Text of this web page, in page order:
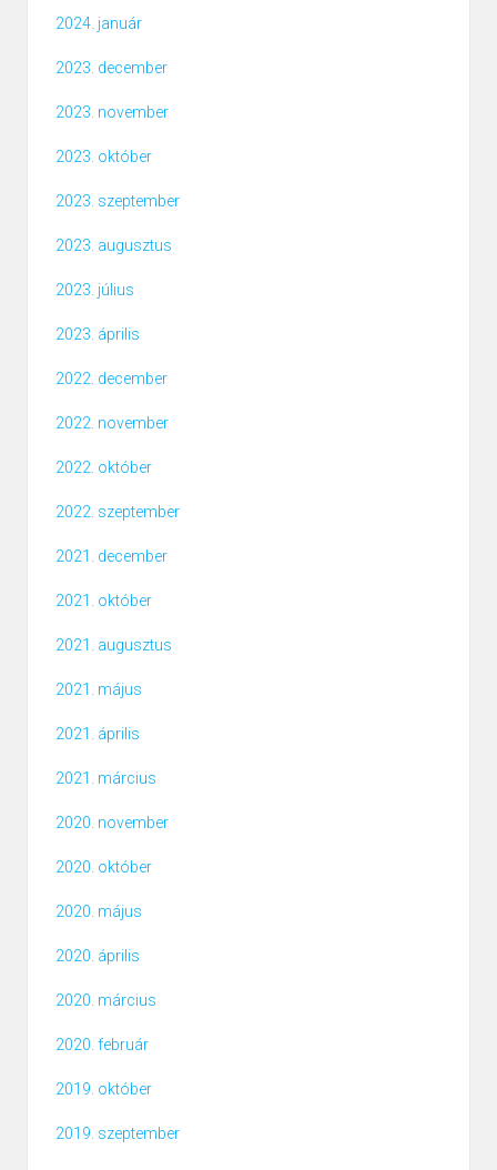
2024. január
2023. december
2023. november
2023. október
2023. szeptember
2023. augusztus
2023. július
2023. április
2022. december
2022. november
2022. október
2022. szeptember
2021. december
2021. október
2021. augusztus
2021. május
2021. április
2021. március
2020. november
2020. október
2020. május
2020. április
2020. március
2020. február
2019. október
2019. szeptember